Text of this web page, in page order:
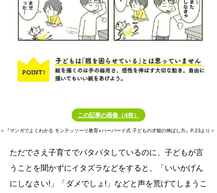
この記事の画像（4枚）
＜『マンガでよくわかる モンテッソーリ教育×ハーバード式 子どもの才能の伸ばし方』P.23より＞
ただでさえ子育てでバタバタしているのに、子どもが言
うことを聞かずにイタズラなどをすると、「いいかげん
にしなさい!」「ダメでしょ!」などと声を荒げてしまうこ